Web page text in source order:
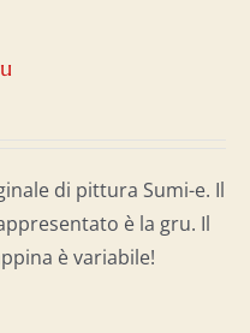
di pittura Sumi-e. Il
è la gru. Il
è variabile!